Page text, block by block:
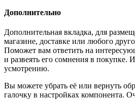
Дополнительно
Дополнительная вкладка, для
магазине, доставке или любого
Поможет вам ответить на
и развеять его сомнения в покупке.
усмотрению.
Вы можете убрать её или вернуть
галочку в настройках компонента.